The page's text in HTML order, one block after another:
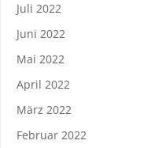
Juli 2022
Juni 2022
Mai 2022
April 2022
März 2022
Februar 2022